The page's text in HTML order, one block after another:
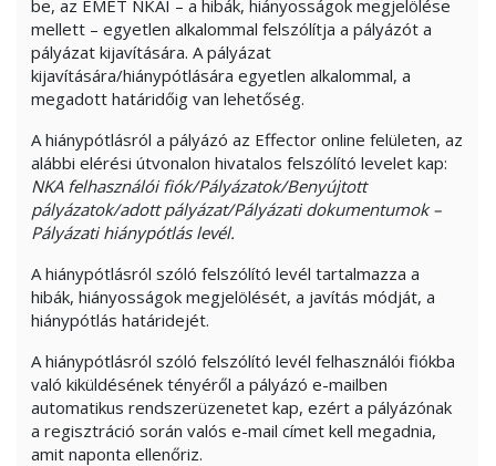
be, az EMET NKAI – a hibák, hiányosságok megjelölése
mellett – egyetlen alkalommal felszólítja a pályázót a
pályázat kijavítására. A pályázat
kijavítására/hiánypótlására egyetlen alkalommal, a
megadott határidőig van lehetőség.
A hiánypótlásról a pályázó az Effector online felületen, az
alábbi elérési útvonalon hivatalos felszólító levelet kap:
NKA felhasználói fiók/Pályázatok/Benyújtott
pályázatok/adott pályázat/Pályázati dokumentumok –
Pályázati hiánypótlás levél.
A hiánypótlásról szóló felszólító levél tartalmazza a
hibák, hiányosságok megjelölését, a javítás módját, a
hiánypótlás határidejét.
A hiánypótlásról szóló felszólító levél felhasználói fiókba
való kiküldésének tényéről a pályázó e-mailben
automatikus rendszerüzenetet kap, ezért a pályázónak
a regisztráció során valós e-mail címet kell megadnia,
amit naponta ellenőriz.